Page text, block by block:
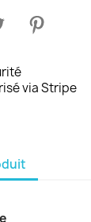
via Stripe